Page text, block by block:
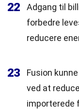
22
Adgang til
forbedre
reducere
23
Fusion
ved at
importerede